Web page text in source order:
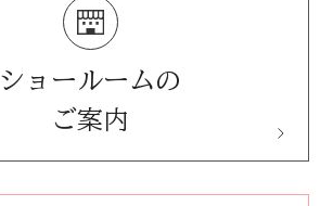
ショールームの
ご案内